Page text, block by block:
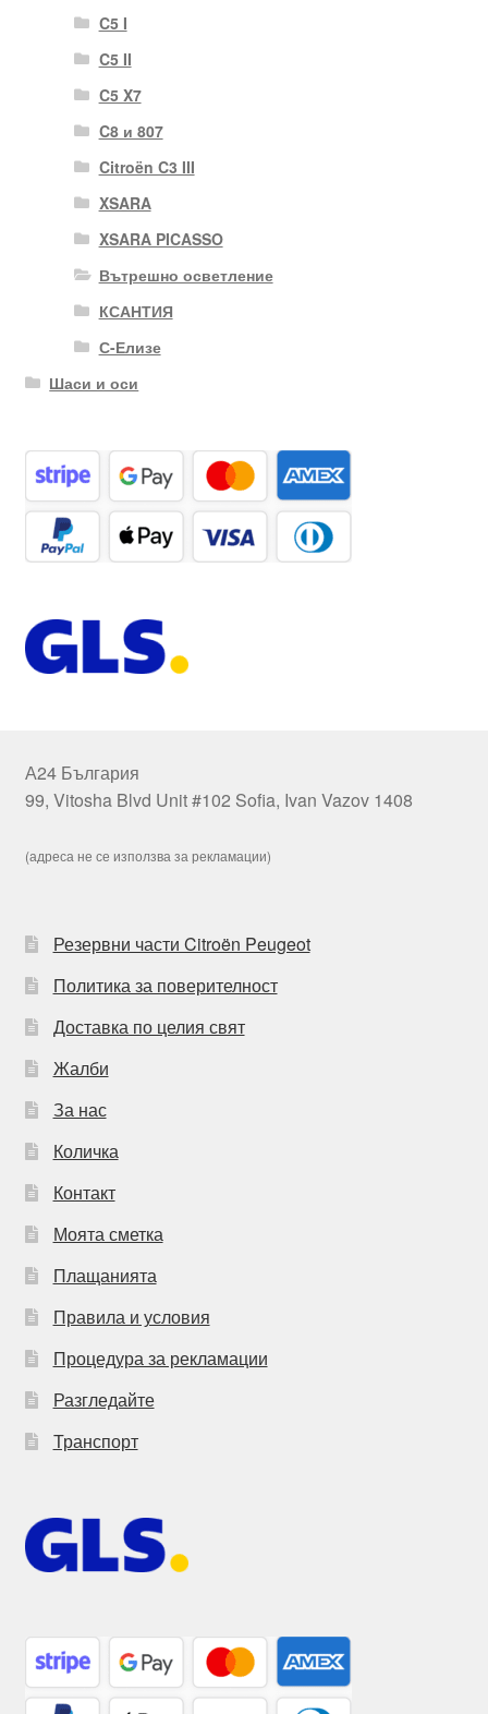
C5 I
C5 II
C5 X7
C8 и 807
Citroën C3 III
XSARA
XSARA PICASSO
Вътрешно осветление
КСАНТИЯ
С-Елизе
Шаси и оси
А24 България
99, Vitosha Blvd Unit #102 Sofia, Ivan Vazov 1408
(адреса не се използва за рекламации)
Резервни части Citroën Peugeot
Политика за поверителност
Доставка по целия свят
Жалби
За нас
Количка
Контакт
Моята сметка
Плащанията
Правила и условия
Процедура за рекламации
Разгледайте
Транспорт